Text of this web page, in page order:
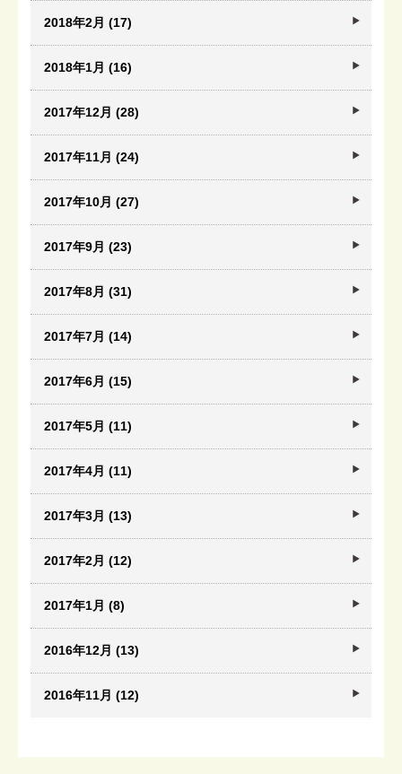
2018年2月 (17)
2018年1月 (16)
2017年12月 (28)
2017年11月 (24)
2017年10月 (27)
2017年9月 (23)
2017年8月 (31)
2017年7月 (14)
2017年6月 (15)
2017年5月 (11)
2017年4月 (11)
2017年3月 (13)
2017年2月 (12)
2017年1月 (8)
2016年12月 (13)
2016年11月 (12)